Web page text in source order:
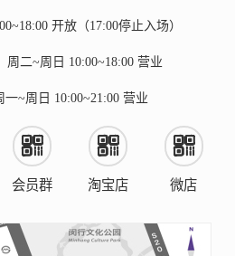
开放（17:00停止入场）
周二~周日 10:00~18:00 营业
~周日 10:00~21:00 营业
会员群 淘宝店 微店